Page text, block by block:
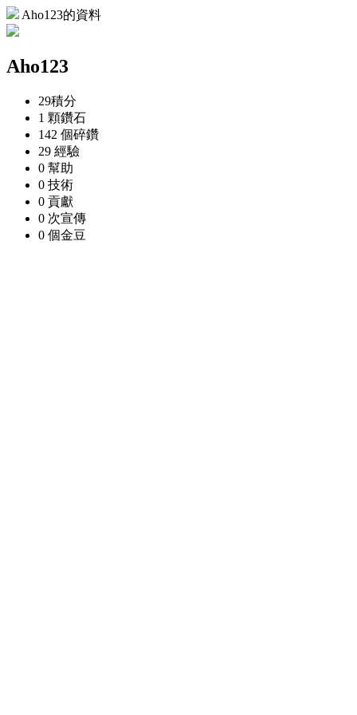
Aho123的資料
Aho123
29積分
1 顆鑽石
142 個碎鑽
29 經驗
0 幫助
0 技術
0 貢獻
0 次宣傳
0 個金豆